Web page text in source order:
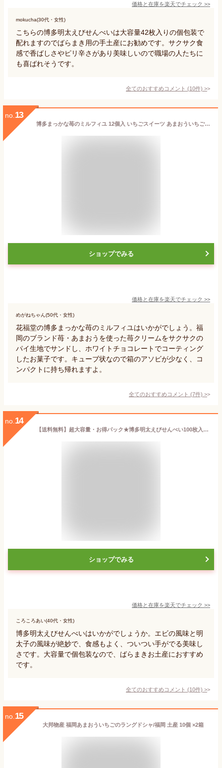
価格と在庫を楽天でチェック >>
mokucha(30代・女性)
こちらの博多明太えびせんべいは大容量42枚入りの個包装で
配れますのでばらまき用の手土産にお勧めです。サクサク食
感で香ばしさやピリ辛さがあり美味しいので職場の人たちに
も喜ばれそうです。
全てのおすすめコメント (10件) >
no. 13
博多まっかな苺のミルフィユ 12個入 いちごスイーツ あまおういちご ミルフィーユ あまおう苺スイーツ あまおう苺 あまおう いちご スイーツ お取り寄せ ギフト プレゼント 福岡 博多 お土産 ご褒美
ショップでみる
価格と在庫を楽天でチェック >>
めがねちゃん(50代・女性)
花福堂の博多まっかな苺のミルフィユはいかがでしょう。福
岡のブランド苺・あまおうを使った苺クリームをサクサクの
パイ生地でサンドし、ホワイトチョコレートでコーティング
したお菓子です。キューブ状なので箱のアソビが少なく、コ
ンパクトに持ち帰れますよ。
全てのおすすめコメント (7件) >
no. 14
【送料無料】超大容量・お得パック★博多明太えびせんべい100枚入★対応 福岡 博多土産 スイーツ （宅急便発送） proper
ショップでみる
価格と在庫を楽天でチェック >>
ころころあい(40代・女性)
博多明太えびせんべいはいかがでしょうか。エビの風味と明
太子の風味が絶妙で、食感もよく、ついつい手がでる美味し
さです。大容量で個包装なので、ばらまきお土産におすすめ
です。
全てのおすすめコメント (10件) >
no. 15
大邦物産 福岡あまおういちごのラングドシャ/福岡 土産 10個 ×2箱